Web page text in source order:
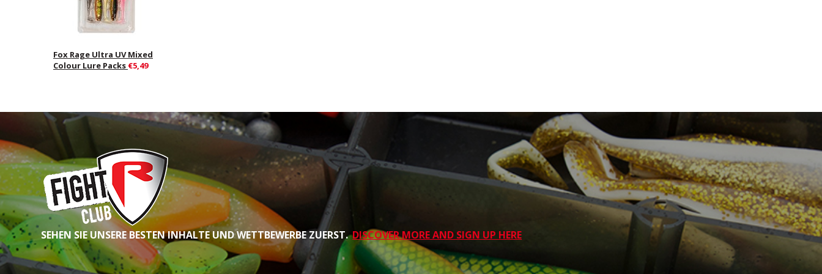
Fox Rage Ultra UV Mixed
Colour Lure Packs €5,49
SEHEN SIE UNSERE BESTEN INHALTE UND WETTBEWERBE ZUERST.DISCOVER MORE AND SIGN UP HERE